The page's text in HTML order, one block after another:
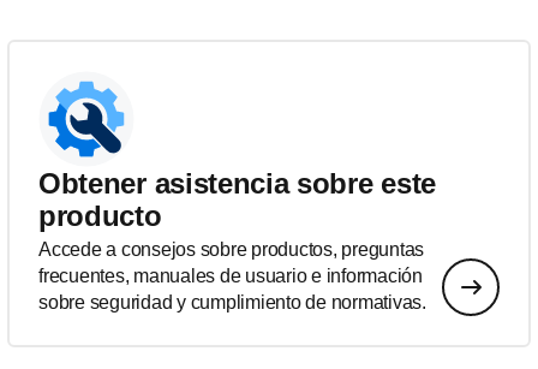
Obtener asistencia sobre este
producto
Accede a consejos sobre productos, preguntas
frecuentes, manuales de usuario e información
sobre seguridad y cumplimiento de normativas.